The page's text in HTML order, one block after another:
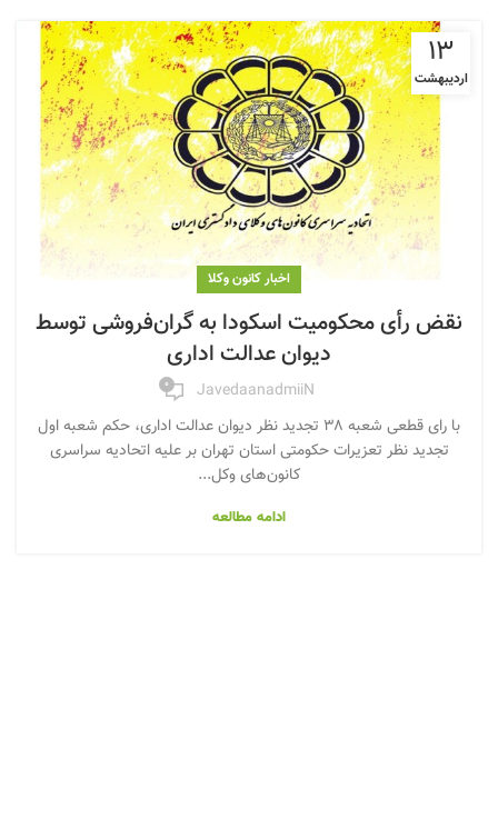
۱۳
اردیبهشت
اخبار کانون وکلا
نقض رأی محکومیت اسکودا به گران‌فروشی توسط
دیوان عدالت اداری
JavedaanadmiiN ۰
با رای قطعی شعبه ۳۸ تجدید نظر دیوان عدالت اداری، حکم شعبه اول
تجدید نظر تعزیرات حکومتی استان تهران بر علیه اتحادیه سراسری
کانون‌های وکل...
ادامه مطالعه